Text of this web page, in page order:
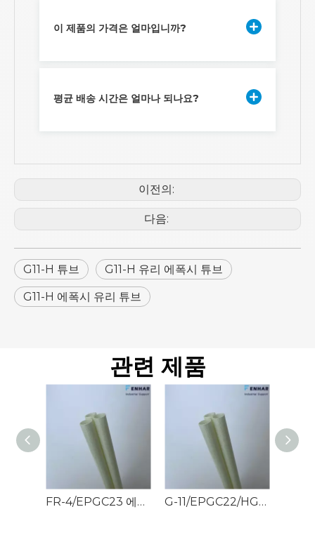
이 제품의 가격은 얼마입니까?
평균 배송 시간은 얼마나 되나요?
이전의:
다음:
G11-H 튜브 G11-H 유리 에폭시 튜브
G11-H 에폭시 유리 튜브
관련 제품
FR-4/EPGC23 에폭시 유리관 G-11/EPGC22/HGW2375.4 에폭시 유리관